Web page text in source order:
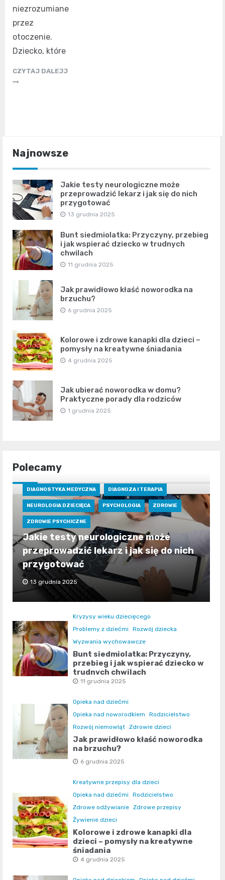
niezrozumiane
przez
otoczenie.
Dziecko, które
CZYTAJ DALEJJ
Najnowsze
Jakie testy neurologiczne może
przeprowadzić lekarz i jak się do nich
przygotować
13 grudnia 2025
Bunt siedmiolatka: Przyczyny, przebieg
i jak wspierać dziecko w trudnych
chwilach
11 grudnia 2025
Jak prawidłowo kłaść noworodka na
brzuchu?
6 grudnia 2025
Kolorowe i zdrowe kanapki dla dzieci –
pomysły na kreatywne śniadania
4 grudnia 2025
Jak ubierać noworodka w domu?
Praktyczne porady dla rodziców
1 grudnia 2025
Polecamy
DIAGNOSTYKA MEDYCZNA DIAGNOZA I TERAPIA
NEUROLOGIA DZIECIĘCA PSYCHOLOGIA ZDROWIE
ZDROWIE PSYCHICZNE
Jakie testy neurologiczne może
przeprowadzić lekarz i jak się do nich
przygotować
13 grudnia 2025
Kryzysy wieku dziecięcego
Problemy z dziećmi
Rozwój dziecka
Wyzwania wychowawcze
Bunt siedmiolatka: Przyczyny,
przebieg i jak wspierać dziecko w
trudnych chwilach
11 grudnia 2025
Opieka nad dziećmi
Opieka nad noworodkiem
Rodzicielstwo
Rozwój niemowląt Zdrowie dzieci
Jak prawidłowo kłaść noworodka
na brzuchu?
6 grudnia 2025
Kreatywne przepisy dla dzieci
Opieka nad dziećmi
Rodzicielstwo
Zdrowe odżywianie Zdrowe przepisy
Żywienie dzieci
Kolorowe i zdrowe kanapki dla
dzieci – pomysły na kreatywne
śniadania
4 grudnia 2025